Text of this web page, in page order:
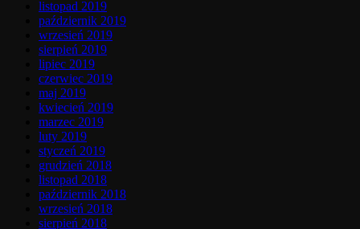
listopad 2019
październik 2019
wrzesień 2019
sierpień 2019
lipiec 2019
czerwiec 2019
maj 2019
kwiecień 2019
marzec 2019
luty 2019
styczeń 2019
grudzień 2018
listopad 2018
październik 2018
wrzesień 2018
sierpień 2018